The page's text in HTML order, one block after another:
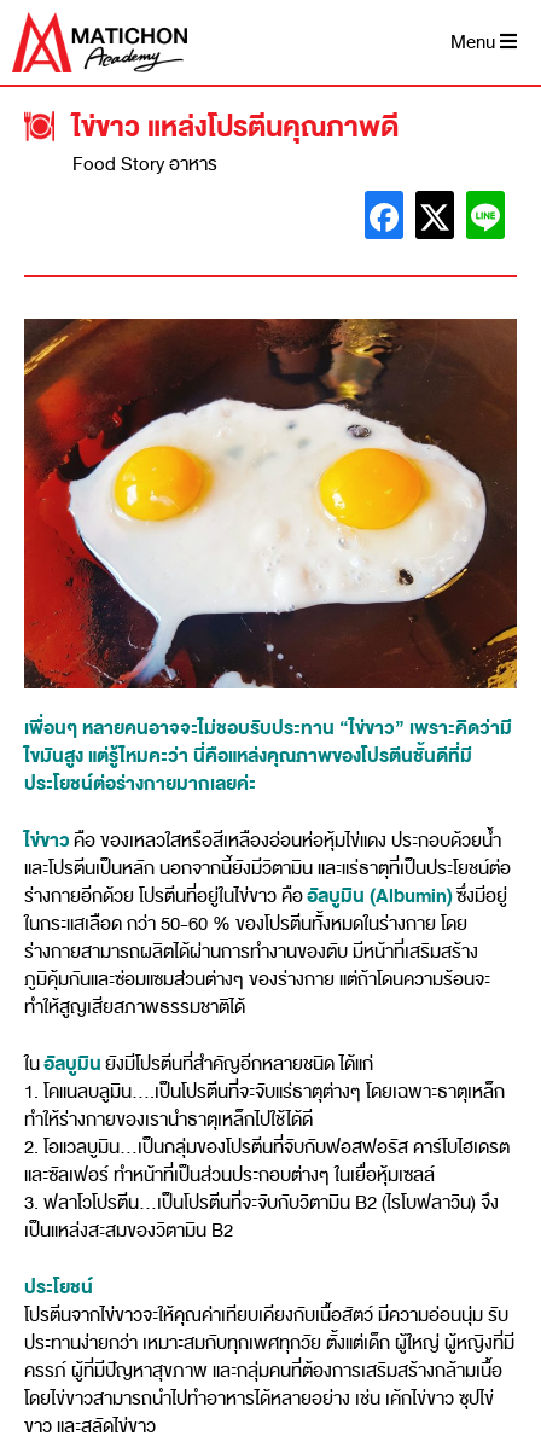
Menu
ไข่ขาว แหล่งโปรตีนคุณภาพดี
Food Story อาหาร
เพื่อนๆ หลายคนอาจจะไม่ชอบรับประทาน “ไข่ขาว” เพราะคิดว่ามี
ไขมันสูง แต่รู้ไหมคะว่า นี่คือแหล่งคุณภาพของโปรตีนชั้นดีที่มี
ประโยชน์ต่อร่างกายมากเลยค่ะ
ไข่ขาวคือ ของเหลวใสหรือสีเหลืองอ่อนห่อหุ้มไข่แดง ประกอบด้วยน้ำ
และโปรตีนเป็นหลัก นอกจากนี้ยังมีวิตามิน และแร่ธาตุที่เป็นประโยชน์ต่อ
ร่างกายอีกด้วย โปรตีนที่อยู่ในไข่ขาว คืออัลบูมิน (Albumin)ซึ่งมีอยู่
ในกระแสเลือด กว่า 50-60 % ของโปรตีนทั้งหมดในร่างกาย โดย
ร่างกายสามารถผลิตได้ผ่านการทำงานของตับ มีหน้าที่เสริมสร้าง
ภูมิคุ้มกันและซ่อมแซมส่วนต่างๆ ของร่างกาย แต่ถ้าโดนความร้อนจะ
ทำให้สูญเสียสภาพธรรมชาติได้
ในอัลบูมินยังมีโปรตีนที่สำคัญอีกหลายชนิด ได้แก่
1. โคแนลบลูมิน….เป็นโปรตีนที่จะจับแร่ธาตุต่างๆ โดยเฉพาะธาตุเหล็ก
ทำให้ร่างกายของเรานำธาตุเหล็กไปใช้ได้ดี
2. โอแวลบูมิน…เป็นกลุ่มของโปรตีนที่จับกับฟอสฟอรัส คาร์โบไฮเดรต
และซัลเฟอร์ ทำหน้าที่เป็นส่วนประกอบต่างๆ ในเยื่อหุ้มเซลล์
3. ฟลาโวโปรตีน…เป็นโปรตีนที่จะจับกับวิตามิน B2 (ไรโบฟลาวิน) จึง
เป็นแหล่งสะสมของวิตามิน B2
ประโยชน์
โปรตีนจากไข่ขาวจะให้คุณค่าเทียบเคียงกับเนื้อสัตว์ มีความอ่อนนุ่ม รับ
ประทานง่ายกว่า เหมาะสมกับทุกเพศทุกวัย ตั้งแต่เด็ก ผู้ใหญ่ ผู้หญิงที่มี
ครรภ์ ผู้ที่มีปัญหาสุขภาพ และกลุ่มคนที่ต้องการเสริมสร้างกล้ามเนื้อ
โดยไข่ขาวสามารถนำไปทำอาหารได้หลายอย่าง เช่น เค้กไข่ขาว ซุปไข่
ขาว และสลัดไข่ขาว